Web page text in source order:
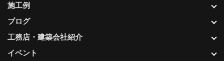
施工例
ブログ
工務店・建築会社紹介
イベント